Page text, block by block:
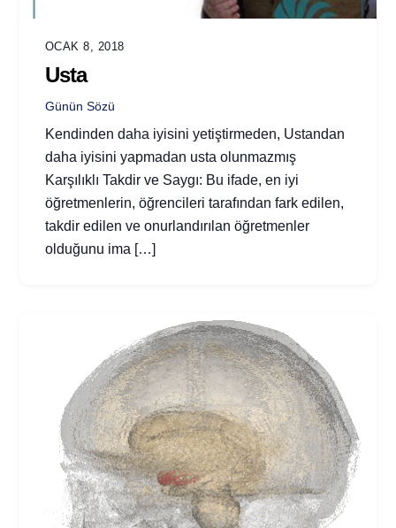
OCAK 8, 2018
Usta
Günün Sözü
Kendinden daha iyisini yetiştirmeden, Ustandan
daha iyisini yapmadan usta olunmazmış
Karşılıklı Takdir ve Saygı: Bu ifade, en iyi
öğretmenlerin, öğrencileri tarafından fark edilen,
takdir edilen ve onurlandırılan öğretmenler
olduğunu ima […]